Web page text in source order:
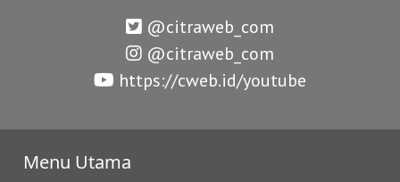
@citraweb_com
@citraweb_com
https://cweb.id/youtube
Menu Utama